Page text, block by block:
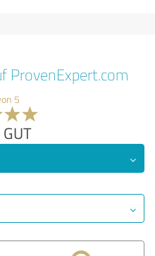
ProvenExpert.com
5